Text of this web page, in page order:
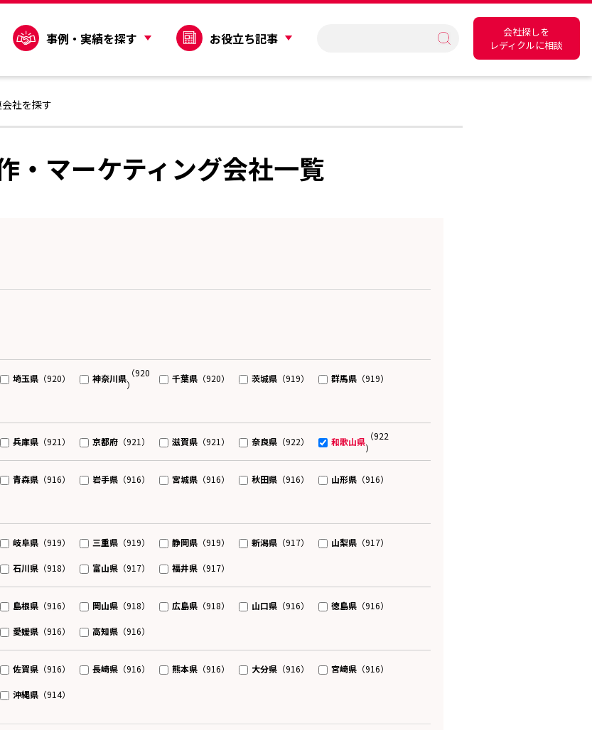
事例・実績を探す お役立ち記事
会社探しを
レディクルに相談
社を探す
・マーケティング会社一覧
埼玉県（920） 神奈川県 （920
）
千葉県（920） 茨城県（919） 群馬県（919）
兵庫県（921） 京都府（921） 滋賀県（921） 奈良県（922） 和歌山県 （922
）
青森県（916） 岩手県（916） 宮城県（916） 秋田県（916） 山形県（916）
岐阜県（919） 三重県（919） 静岡県（919） 新潟県（917） 山梨県（917）
石川県（918） 富山県（917） 福井県（917）
島根県（916） 岡山県（918） 広島県（918） 山口県（916） 徳島県（916）
愛媛県（916） 高知県（916）
佐賀県（916） 長崎県（916） 熊本県（916） 大分県（916） 宮崎県（916）
沖縄県（914）